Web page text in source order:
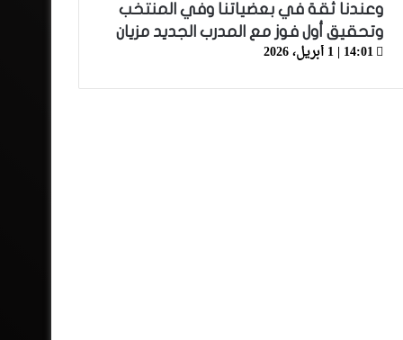
وعندنا ثقة في بعضياتنا وفي المنتخب
وتحقيق أول فوز مع المدرب الجديد مزيان
14:01 | 1 أبريل، 2026